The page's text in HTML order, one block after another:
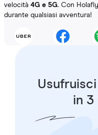
velocità 4G e 5G. Con
durante qualsiasi avventura!
in 3